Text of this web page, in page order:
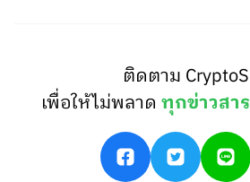
ติดตาม
เพื่อให้ไม่พลาดทุกข่าวสาร